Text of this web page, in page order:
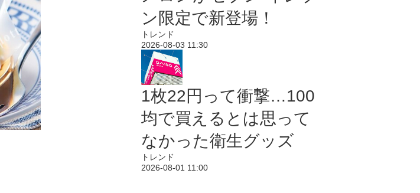
ン限定で新登場！
トレンド
2026-08-03 11:30
1枚22円って衝撃…100
均で買えるとは思って
なかった衛生グッズ
トレンド
2026-08-01 11:00